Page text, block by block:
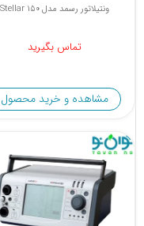
ونتیلاتور رسمد مدل Stellar 150
تماس بگیرید
مشاهده و خرید محصول